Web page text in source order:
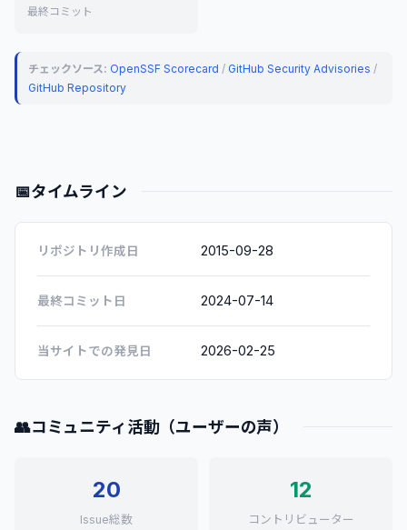
最終コミット
チェックソース: OpenSSF Scorecard / GitHub Security Advisories /
GitHub Repository
📅タイムライン
リポジトリ作成日 2015-09-28
最終コミット日 2024-07-14
当サイトでの発見日 2026-02-25
👥コミュニティ活動（ユーザーの声）
20
Issue総数
12
コントリビューター